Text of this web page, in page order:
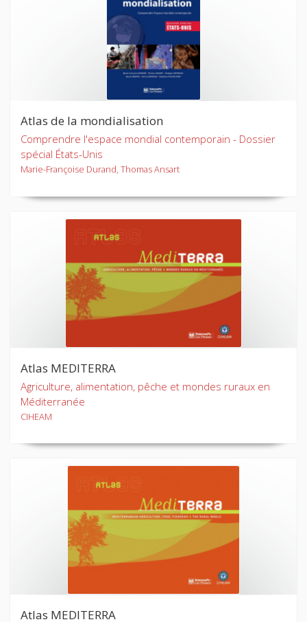
Atlas de la mondialisation
Comprendre l'espace mondial contemporain - Dossier
spécial États-Unis
Marie-Françoise Durand, Thomas Ansart
Atlas MEDITERRA
Agriculture, alimentation, pêche et mondes ruraux en
Méditerranée
CIHEAM
Atlas MEDITERRA